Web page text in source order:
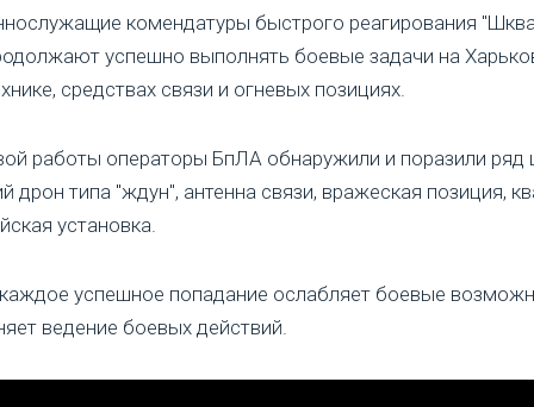
комендатуры быстрого реагирования
успешно выполнять боевые задачи на
средствах связи и огневых позициях.
работы операторы БпЛА обнаружили и поразили ряд
дрон типа "ждун", антенна связи, вражеская позиция,
установка.
успешное попадание ослабляет боевые
ведение боевых действий.